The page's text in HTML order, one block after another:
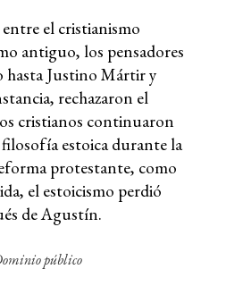
el cristianismo
antiguo, los pensadores
hasta Justino Mártir y
rechazaron el
cristianos continuaron
estoica durante la
protestante, como
el estoicismo perdió
de Agustín.
público